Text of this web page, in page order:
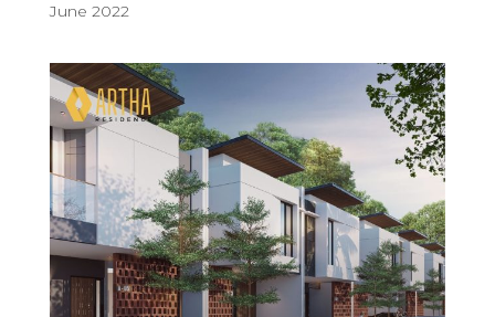
June 2022